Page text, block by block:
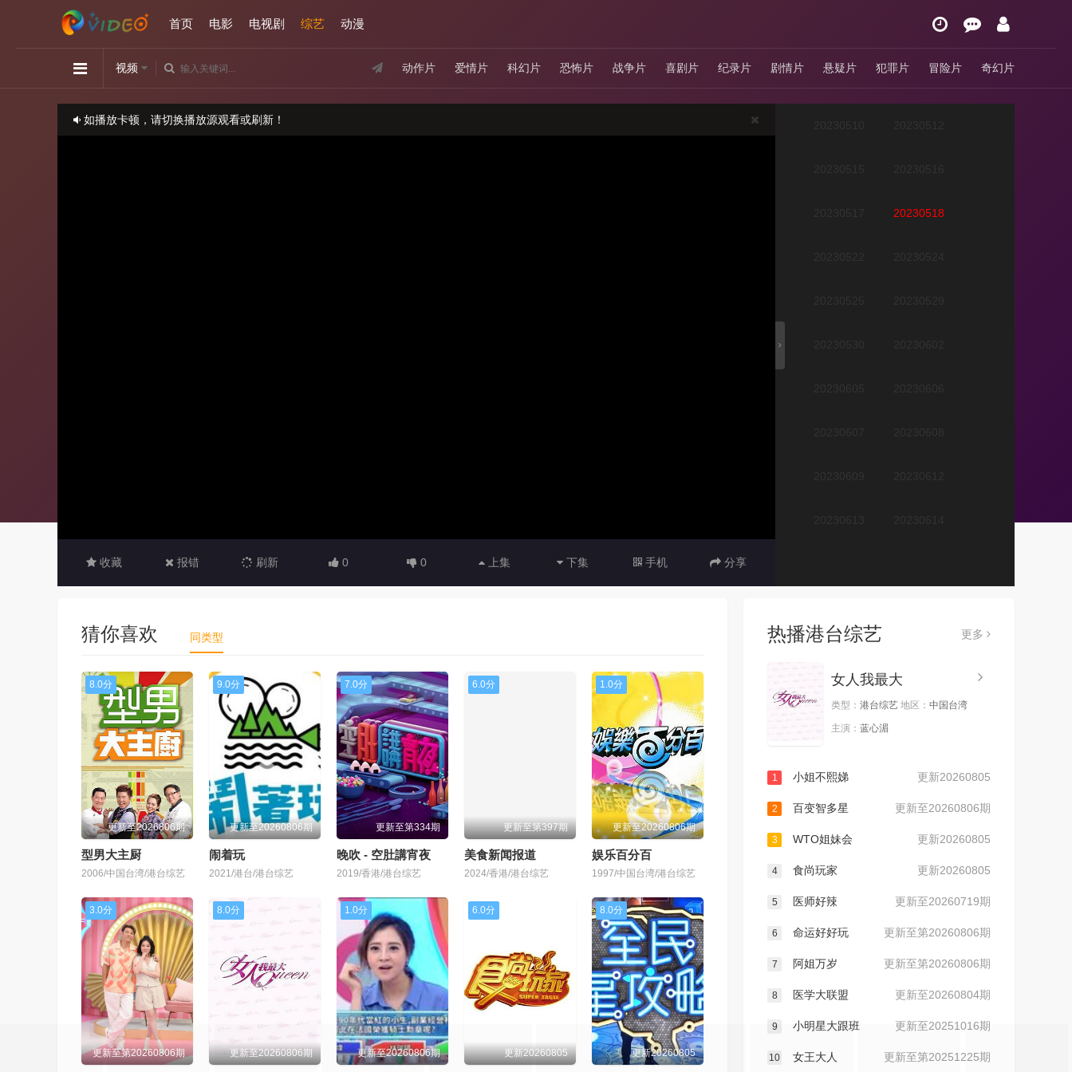
首页 电影 电视剧 综艺 动漫
动作片 爱情片 科幻片 恐怖片 战争片 喜剧片 纪录片 剧情片 悬疑片 犯罪片 冒险片 奇幻片
视频
如播放卡顿，请切换播放源观看或刷新！
收藏 报错 刷新 0 0 上集 下集 手机 分享
20230518
20230705 20230706
20230711 20230712
20230717 20230718
20230719 20230720
猜你喜欢 同类型
8.0分
更新至2026806期
型男大主厨
2006/中国台湾/港台综艺
9.0分
更新至20260806期
闹着玩
2021/港台/港台综艺
7.0分
更新至第334期
晚吹 - 空肚講宵夜
2019/香港/港台综艺
6.0分
更新至第397期
美食新闻报道
2024/香港/港台综艺
1.0分
更新至20260806期
娱乐百分百
1997/中国台湾/港台综艺
3.0分
更新至第20260806期
8.0分
更新至20260806期
1.0分
更新至20260806期
6.0分
更新20260805
8.0分
更新20260805
热播港台综艺 更多
女人我最大
类型： 港台综艺 地区： 中国台湾
主演： 蓝心湄
更新20260805
1 小姐不熙娣
更新至20260806期
2 百变智多星
更新20260805
3 WTO姐妹会
更新20260805
4 食尚玩家
更新至20260719期
5 医师好辣
更新至第20260806期
6 命运好好玩
更新至第20260806期
7 阿姐万岁
更新至20260804期
8 医学大联盟
更新至20251016期
9 小明星大跟班
更新至第20251225期
10 女王大人